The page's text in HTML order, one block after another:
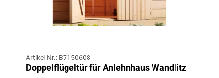
Artikel-Nr.: B7150608
Doppelflügeltür für Anlehnhaus Wandlitz